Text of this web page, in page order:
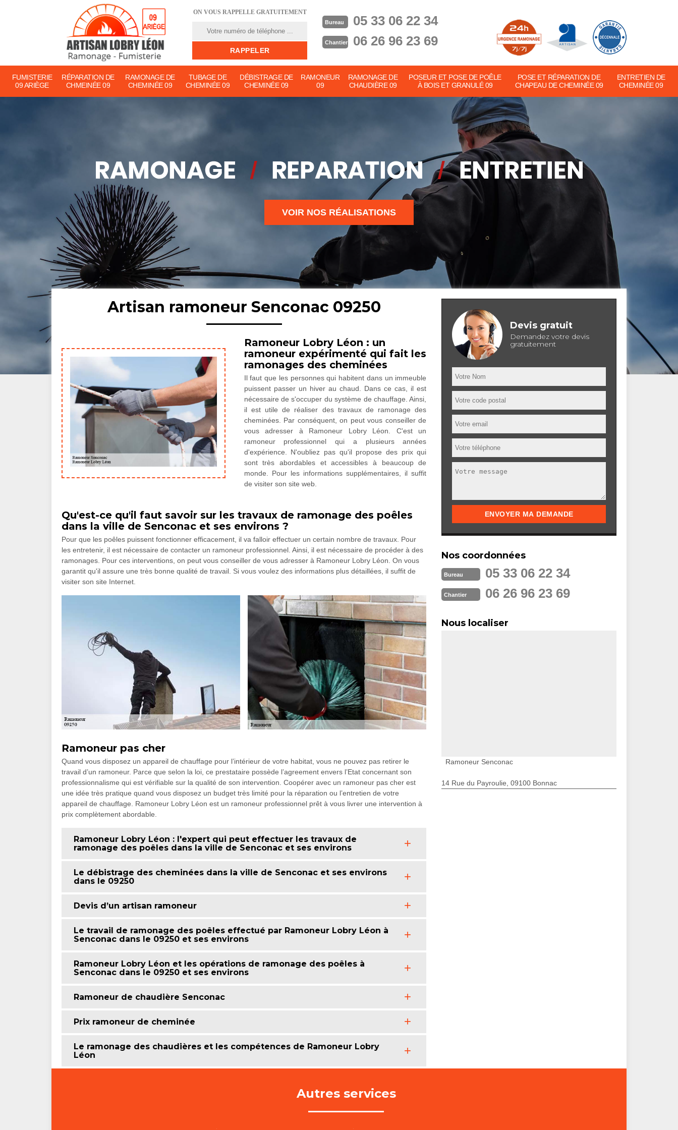
ON VOUS RAPPELLE GRATUITEMENT
Bureau 05 33 06 22 34
Chantier 06 26 96 23 69
FUMISTERIE
09 ARIÈGE
RÉPARATION DE
CHMEINÉE 09
RAMONAGE DE
CHEMINÉE 09
TUBAGE DE
CHEMINÉE 09
DÉBISTRAGE DE
CHEMINÉE 09
RAMONEUR
09
RAMONAGE DE
CHAUDIÈRE 09
POSEUR ET POSE DE POÊLE
À BOIS ET GRANULÉ 09
POSE ET RÉPARATION DE
CHAPEAU DE CHEMINÉE 09
ENTRETIEN DE
CHEMINÉE 09
VOIR NOS RÉALISATIONS
Artisan ramoneur Senconac 09250
Ramoneur Lobry Léon : un
ramoneur expérimenté qui fait les
ramonages des cheminées
Il faut que les personnes qui habitent dans un immeuble
puissent passer un hiver au chaud. Dans ce cas, il est
nécessaire de s'occuper du système de chauffage. Ainsi,
il est utile de réaliser des travaux de ramonage des
cheminées. Par conséquent, on peut vous conseiller de
vous adresser à Ramoneur Lobry Léon. C'est un
ramoneur professionnel qui a plusieurs années
d'expérience. N'oubliez pas qu'il propose des prix qui
sont très abordables et accessibles à beaucoup de
monde. Pour les informations supplémentaires, il suffit
de visiter son site web.
Qu'est-ce qu'il faut savoir sur les travaux de ramonage des poêles
dans la ville de Senconac et ses environs ?
Pour que les poêles puissent fonctionner efficacement, il va falloir effectuer un certain nombre de travaux. Pour
les entretenir, il est nécessaire de contacter un ramoneur professionnel. Ainsi, il est nécessaire de procéder à des
ramonages. Pour ces interventions, on peut vous conseiller de vous adresser à Ramoneur Lobry Léon. On vous
garantit qu'il assure une très bonne qualité de travail. Si vous voulez des informations plus détaillées, il suffit de
visiter son site Internet.
Ramoneur pas cher
Quand vous disposez un appareil de chauffage pour l’intérieur de votre habitat, vous ne pouvez pas retirer le
travail d’un ramoneur. Parce que selon la loi, ce prestataire possède l’agreement envers l’Etat concernant son
professionnalisme qui est vérifiable sur la qualité de son intervention. Coopérer avec un ramoneur pas cher est
une idée très pratique quand vous disposez un budget très limité pour la réparation ou l’entretien de votre
appareil de chauffage. Ramoneur Lobry Léon est un ramoneur professionnel prêt à vous livrer une intervention à
prix complètement abordable.
Ramoneur Lobry Léon : l'expert qui peut effectuer les travaux de
ramonage des poêles dans la ville de Senconac et ses environs
Le débistrage des cheminées dans la ville de Senconac et ses environs
dans le 09250
Devis d’un artisan ramoneur
Le travail de ramonage des poêles effectué par Ramoneur Lobry Léon à
Senconac dans le 09250 et ses environs
Ramoneur Lobry Léon et les opérations de ramonage des poêles à
Senconac dans le 09250 et ses environs
Ramoneur de chaudière Senconac
Prix ramoneur de cheminée
Le ramonage des chaudières et les compétences de Ramoneur Lobry
Léon
Devis gratuit
Demandez votre devis
gratuitement
Nos coordonnées
Bureau 05 33 06 22 34
Chantier 06 26 96 23 69
Nous localiser
Ramoneur Senconac
14 Rue du Payroulie, 09100 Bonnac
Autres services